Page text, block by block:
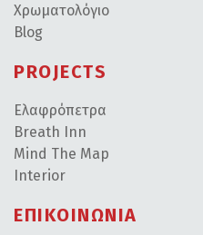
Χρωματολόγιο
Blog
PROJECTS
Ελαφρόπετρα
Breath Inn
Mind The Map
Interior
ΕΠΙΚΟΙΝΩΝΙΑ